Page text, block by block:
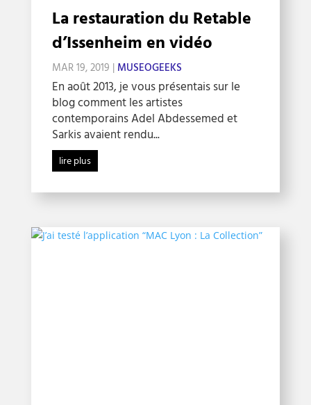
La restauration du Retable
d’Issenheim en vidéo
MAR 19, 2019 | MUSEOGEEKS
En août 2013, je vous présentais sur le
blog comment les artistes
contemporains Adel Abdessemed et
Sarkis avaient rendu...
lire plus